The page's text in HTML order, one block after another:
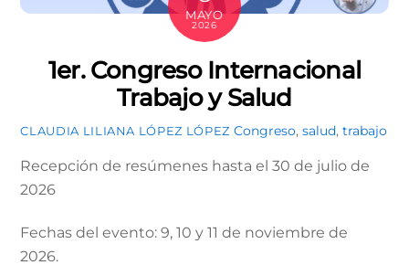
MAYO
2026
1er. Congreso Internacional
Trabajo y Salud
CLAUDIA LILIANA LÓPEZ LÓPEZ Congreso, salud, trabajo
Recepción de resúmenes hasta el 30 de julio de
2026
Fechas del evento: 9, 10 y 11 de noviembre de
2026.